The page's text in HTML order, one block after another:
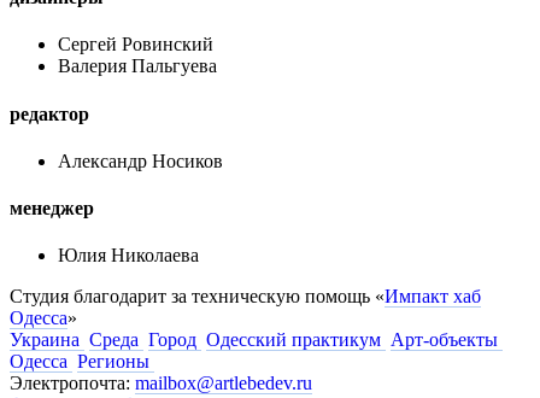
Сергей Ровинский
Валерия Пальгуева
редактор
Александр Носиков
менеджер
Юлия Николаева
Студия благодарит за техническую помощь «Импакт хаб
Одесса»
Украина Среда Город Одесский практикум Арт-объекты
Одесса Регионы
Электропочта: mailbox@artlebedev.ru